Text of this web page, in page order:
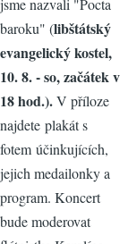
jsme nazvali "Pocta
baroku" (libštátský
evangelický kostel,
10. 8. - so, začátek v
18 hod.).V příloze
najdete plakát s
fotem účinkujících,
jejich medailonky a
program. Koncert
bude moderovat